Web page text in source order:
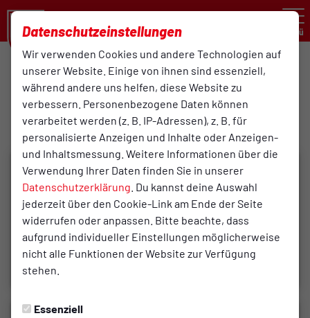
Datenschutzeinstellungen
Wir verwenden Cookies und andere Technologien auf
unserer Website. Einige von ihnen sind essenziell,
während andere uns helfen, diese Website zu
verbessern. Personenbezogene Daten können
verarbeitet werden (z. B. IP-Adressen), z. B. für
personalisierte Anzeigen und Inhalte oder Anzeigen-
und Inhaltsmessung. Weitere Informationen über die
Verwendung Ihrer Daten finden Sie in unserer
Datenschutzerklärung . Du kannst deine Auswahl
jederzeit über den Cookie-Link am Ende der Seite
widerrufen oder anpassen. Bitte beachte, dass
aufgrund individueller Einstellungen möglicherweise
nicht alle Funktionen der Website zur Verfügung
stehen.
Essenziell
Menü
Turnen
29.11.2024 10:14 Uhr
Tag des Kinderturnens 2022